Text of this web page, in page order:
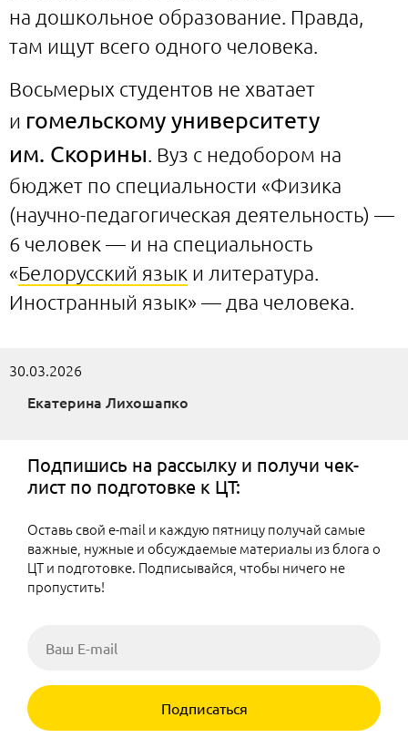
на дошкольное образование. Правда,
там ищут всего одного человека.
Восьмерых студентов не хватает
и гомельскому университету
им. Скорины . Вуз с недобором на
бюджет по специальности «Физика
(научно-педагогическая деятельность) —
6 человек — и на специальность
«Белорусский язык и литература.
Иностранный язык» — два человека.
30.03.2026
Екатерина Лихошапко
Подпишись на рассылку и получи чек-
лист по подготовке к ЦТ:
Оставь свой e-mail и каждую пятницу получай самые
важные, нужные и обсуждаемые материалы из блога о
ЦТ и подготовке. Подписывайся, чтобы ничего не
пропустить!
Подписаться